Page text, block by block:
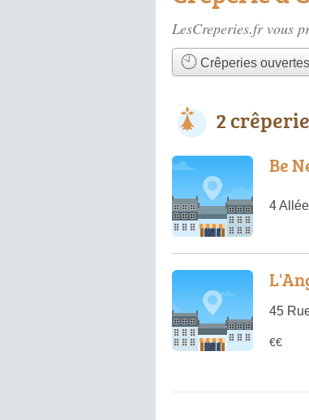
LesCreperies.fr vous
Crêperies
2
Be
4
45
€€